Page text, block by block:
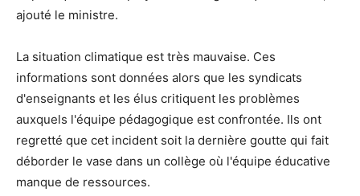
ajouté le ministre.
La situation climatique est très mauvaise. Ces
informations sont données alors que les syndicats
d'enseignants et les élus critiquent les problèmes
auxquels l'équipe pédagogique est confrontée. Ils ont
regretté que cet incident soit la dernière goutte qui fait
déborder le vase dans un collège où l'équipe éducative
manque de ressources.